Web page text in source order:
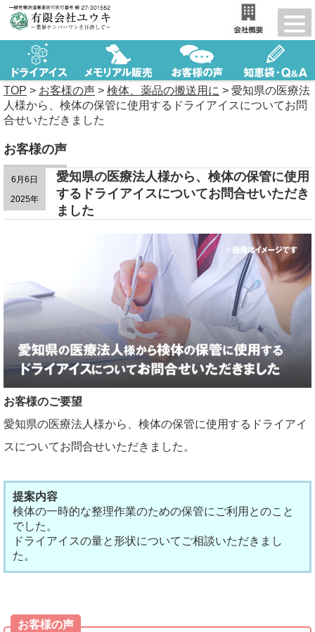
TOP > お客様の声 > 検体、薬品の搬送用に > 愛知県の医療法
人様から、検体の保管に使用するドライアイスについてお問
合せいただきました
お客様の声
6月6日
2025年
愛知県の医療法人様から、検体の保管に使用
するドライアイスについてお問合せいただき
ました
お客様のご要望
愛知県の医療法人様から、検体の保管に使用するドライアイ
スについてお問合せいただきました。
提案内容
検体の一時的な整理作業のための保管にご利用とのこと
でした。
ドライアイスの量と形状についてご相談いただきまし
た。
お客様の声